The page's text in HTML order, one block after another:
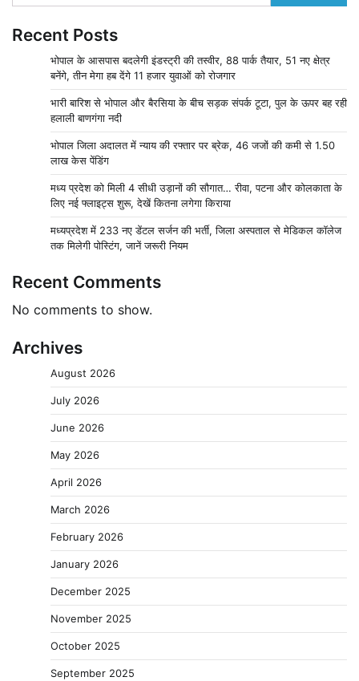
Recent Posts
भोपाल के आसपास बदलेगी इंडस्ट्री की तस्वीर, 88 पार्क तैयार, 51 नए क्षेत्र
बनेंगे, तीन मेगा हब देंगे 11 हजार युवाओं को रोजगार
भारी बारिश से भोपाल और बैरसिया के बीच सड़क संपर्क टूटा, पुल के ऊपर बह रही
हलाली बाणगंगा नदी
भोपाल जिला अदालत में न्याय की रफ्तार पर ब्रेक, 46 जजों की कमी से 1.50
लाख केस पेंडिंग
मध्य प्रदेश को मिली 4 सीधी उड़ानों की सौगात… रीवा, पटना और कोलकाता के
लिए नई फ्लाइट्स शुरू, देखें कितना लगेगा किराया
मध्यप्रदेश में 233 नए डेंटल सर्जन की भर्ती, जिला अस्पताल से मेडिकल कॉलेज
तक मिलेगी पोस्टिंग, जानें जरूरी नियम
Recent Comments
No comments to show.
Archives
August 2026
July 2026
June 2026
May 2026
April 2026
March 2026
February 2026
January 2026
December 2025
November 2025
October 2025
September 2025